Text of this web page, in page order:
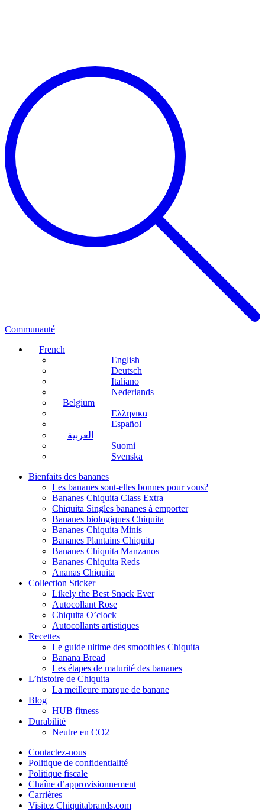
Communauté
French
English
Deutsch
Italiano
Nederlands
Belgium
Ελληνικα
Español
العربية
Suomi
Svenska
Bienfaits des bananes
Les bananes sont-elles bonnes pour vous?
Bananes Chiquita Class Extra
Chiquita Singles bananes à emporter
Bananes biologiques Chiquita
Bananes Chiquita Minis
Bananes Plantains Chiquita
Bananes Chiquita Manzanos
Bananes Chiquita Reds
Ananas Chiquita
Collection Sticker
Likely the Best Snack Ever
Autocollant Rose
Chiquita O’clock
Autocollants artistiques
Recettes
Le guide ultime des smoothies Chiquita
Banana Bread
Les étapes de maturité des bananes
L’histoire de Chiquita
La meilleure marque de banane
Blog
HUB fitness
Durabilité
Neutre en CO2
Contactez-nous
Politique de confidentialité
Politique fiscale
Chaîne d’approvisionnement
Carrières
Visitez Chiquitabrands.com